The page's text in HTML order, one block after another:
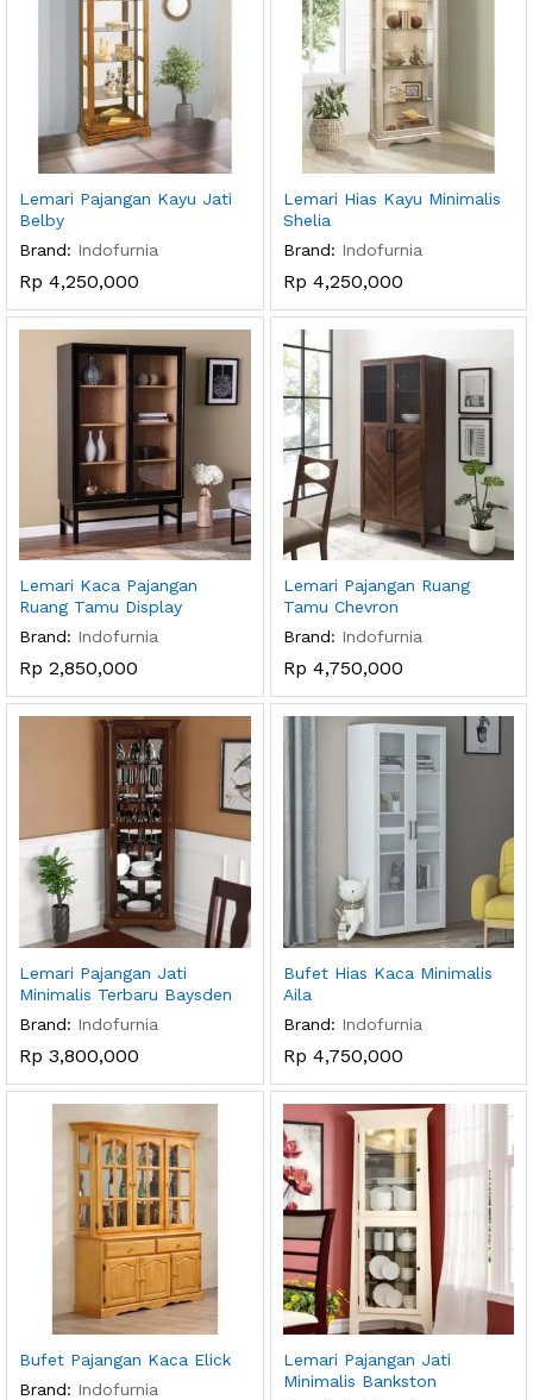
Lemari Pajangan Kayu Jati
Belby
Brand: Indofurnia
Rp 4,250,000
Lemari Hias Kayu Minimalis
Shelia
Brand: Indofurnia
Rp 4,250,000
Lemari Kaca Pajangan
Ruang Tamu Display
Brand: Indofurnia
Rp 2,850,000
Lemari Pajangan Ruang
Tamu Chevron
Brand: Indofurnia
Rp 4,750,000
Lemari Pajangan Jati
Minimalis Terbaru Baysden
Brand: Indofurnia
Rp 3,800,000
Bufet Hias Kaca Minimalis
Aila
Brand: Indofurnia
Rp 4,750,000
Bufet Pajangan Kaca Elick
Brand: Indofurnia
Lemari Pajangan Jati
Minimalis Bankston